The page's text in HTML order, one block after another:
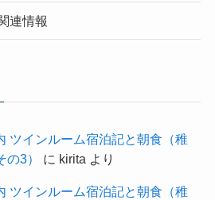
連情報
ツインルーム宿泊記と朝食（稚
3）
に kirita より
ツインルーム宿泊記と朝食（稚